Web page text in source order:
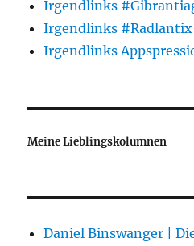
Irgendlinks
Irgendlinks
Irgendlinks
Meine Lieblingskolumnen
Daniel Binswanger |